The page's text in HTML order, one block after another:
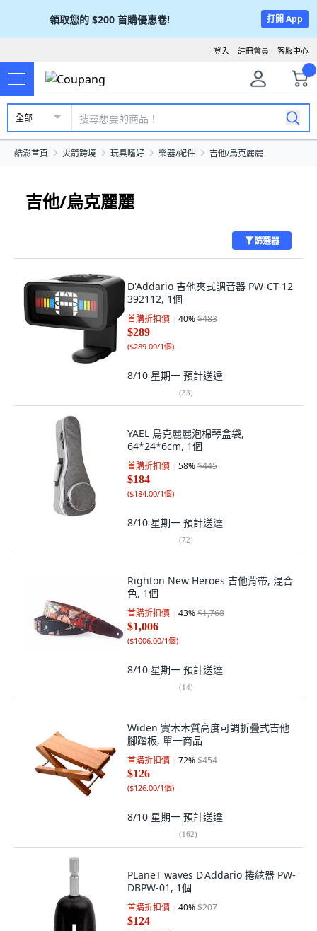
領取您的 $200 首購優惠卷! 打開 App
客服中心
註冊會員
登入
全部
酷澎首頁 火箭跨境 玩具嗜好 樂器/配件 吉他/烏克麗麗
吉他/烏克麗麗
篩選器
D'Addario 吉他夾式調音器 PW-CT-12
392112, 1個
首購折扣價 40%$483
$289
($289.00/1個)
8/10 星期一 預計送達
(33)
YAEL 烏克麗麗泡棉琴盒袋,
64*24*6cm, 1個
首購折扣價 58%$445
$184
($184.00/1個)
8/10 星期一 預計送達
(72)
Righton New Heroes 吉他背帶, 混合
色, 1個
首購折扣價 43%$1,768
$1,006
($1006.00/1個)
8/10 星期一 預計送達
(14)
Widen 實木木質高度可調折疊式吉他
腳踏板, 單一商品
首購折扣價 72%$454
$126
($126.00/1個)
8/10 星期一 預計送達
(162)
PLaneT waves D'Addario 捲絃器 PW-
DBPW-01, 1個
首購折扣價 40%$207
$124